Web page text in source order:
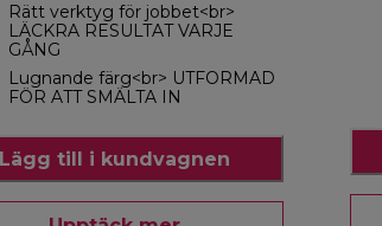
Rätt verktyg för jobbet<br>
LÄCKRA RESULTAT VARJE
GÅNG
Lugnande färg<br> UTFORMAD
FÖR ATT SMÄLTA IN
Lägg till i kundvagnen